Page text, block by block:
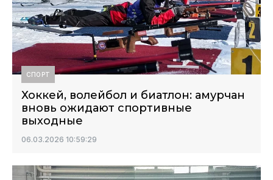
СПОРТ
Хоккей, волейбол и биатлон: амурчан
вновь ожидают спортивные
выходные
06.03.2026 10:59:29